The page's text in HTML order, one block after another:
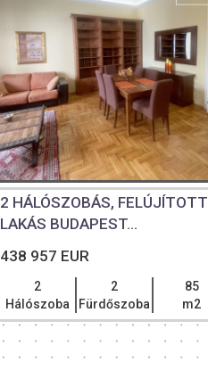
2 HÁLÓSZOBÁS, FELÚJÍTOTT
LAKÁS BUDAPEST...
438 957 EUR
2
Hálószoba
2
Fürdőszoba
85
m2